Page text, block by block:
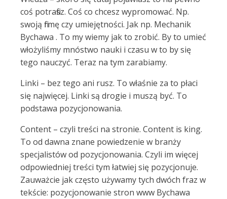
coś potrafisz. Coś co chcesz wypromować. Np.
swoją firmę czy umiejętności. Jak np. Mechanik
Bychawa . To my wiemy jak to zrobić. By to umieć
włożyliśmy mnóstwo nauki i czasu w to by się
tego nauczyć. Teraz na tym zarabiamy.
Linki – bez tego ani rusz. To właśnie za to płaci
się najwięcej. Linki są drogie i muszą być. To
podstawa pozycjonowania.
Content – czyli treści na stronie. Content is king.
To od dawna znane powiedzenie w branży
specjalistów od pozycjonowania. Czyli im więcej
odpowiedniej treści tym łatwiej się pozycjonuje.
Zauważcie jak często używamy tych dwóch fraz w
tekście: pozycjonowanie stron www Bychawa